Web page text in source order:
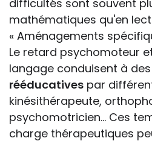
difficultés sont souvent
mathématiques qu'en
« Aménagements
Le retard psychomoteur
langage conduisent à des
rééducatives par
kinésithérapeute,
psychomotricien... Ces
charge thérapeutiques